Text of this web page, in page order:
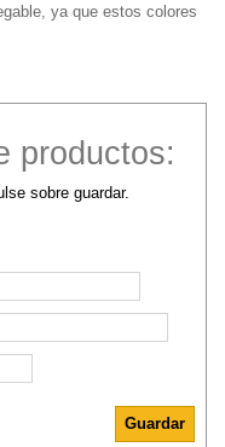
ya que estos colores
productos:
sobre guardar.